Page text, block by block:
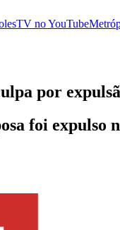
noYouTube
por
foi expulso